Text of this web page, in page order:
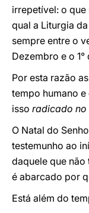
irrepetível: o que
qual a Liturgia
sempre entre o
Dezembro e o
Por esta razão
tempo humano
isso radicado no
O Natal do
testemunho ao
daquele que não
é abarcado por
Está além do